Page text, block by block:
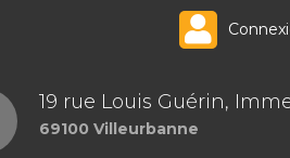
19 rue Louis Guérin,
69100 Villeurbanne